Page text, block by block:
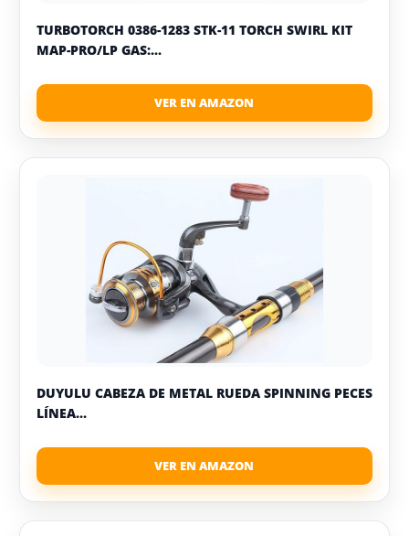
TURBOTORCH 0386-1283 STK-11 TORCH SWIRL KIT
MAP-PRO/LP GAS:...
DUYULU CABEZA DE METAL RUEDA SPINNING PECES
LÍNEA...